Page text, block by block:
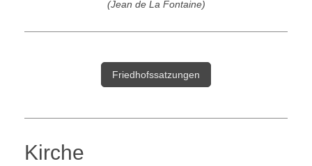
(Jean de La Fontaine)
Friedhofssatzungen
Kirche